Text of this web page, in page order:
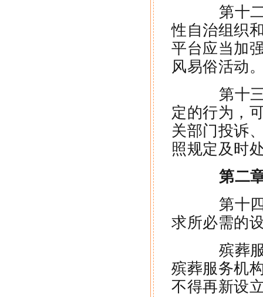
第十二
性自治组织
平台应当加
风易俗活动
第十三
定的行为，
关部门投诉
照规定及时
第二
第十四
求所必需的
殡葬服
殡葬服务机
不得再新设